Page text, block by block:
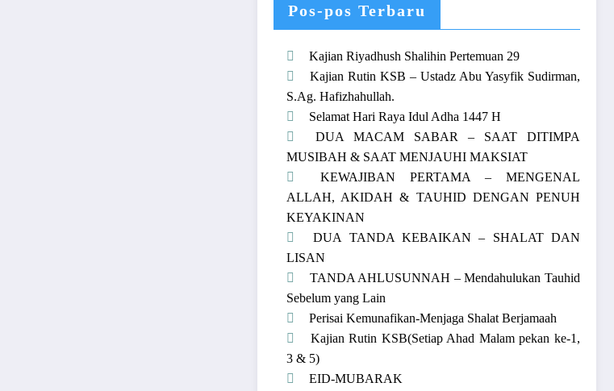
Pos-pos Terbaru
Kajian Riyadhush Shalihin Pertemuan 29
Kajian Rutin KSB – Ustadz Abu Yasyfik Sudirman,
S.Ag. Hafizhahullah.
Selamat Hari Raya Idul Adha 1447 H
DUA MACAM SABAR – SAAT DITIMPA
MUSIBAH & SAAT MENJAUHI MAKSIAT
KEWAJIBAN PERTAMA – MENGENAL
ALLAH, AKIDAH & TAUHID DENGAN PENUH
KEYAKINAN
DUA TANDA KEBAIKAN – SHALAT DAN
LISAN
TANDA AHLUSUNNAH – Mendahulukan Tauhid
Sebelum yang Lain
Perisai Kemunafikan-Menjaga Shalat Berjamaah
Kajian Rutin KSB(Setiap Ahad Malam pekan ke-1,
3 & 5)
EID-MUBARAK